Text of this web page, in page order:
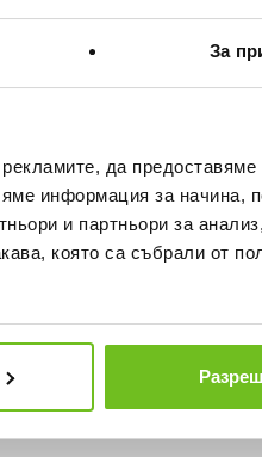
За
да
информация за начина,
и партньори за
която са събрали от